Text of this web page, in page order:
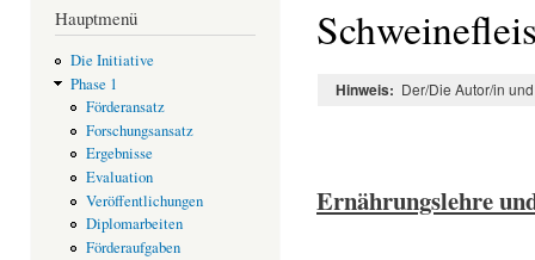
Hauptmenü
Die Initiative
Phase 1
Förderansatz
Forschungsansatz
Ergebnisse
Evaluation
Veröffentlichungen
Diplomarbeiten
Förderaufgaben
Hinweis: Der/Die Autor/in
Ernährungslehre